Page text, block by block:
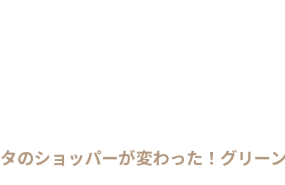
のショッパーが変わった！グリー